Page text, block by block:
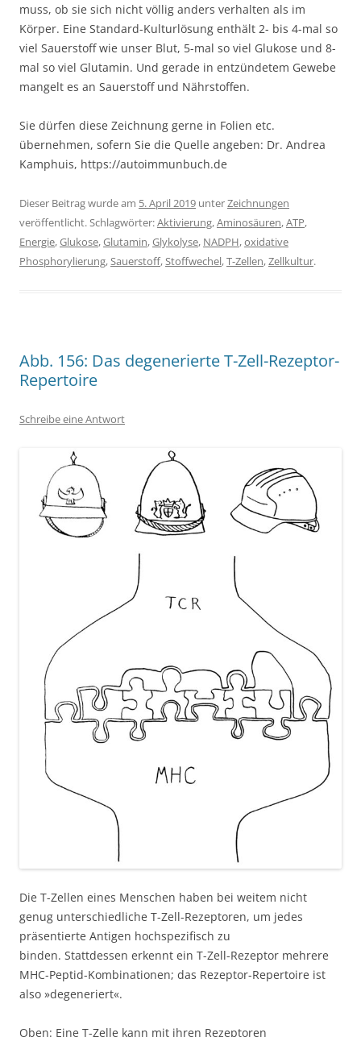
muss, ob sie sich nicht völlig anders verhalten als im
Körper. Eine Standard-Kulturlösung enthält 2- bis 4-mal so
viel Sauerstoff wie unser Blut, 5-mal so viel Glukose und 8-
mal so viel Glutamin. Und gerade in entzündetem Gewebe
mangelt es an Sauerstoff und Nährstoffen.
Sie dürfen diese Zeichnung gerne in Folien etc.
übernehmen, sofern Sie die Quelle angeben: Dr. Andrea
Kamphuis, https://autoimmunbuch.de
Dieser Beitrag wurde am 5. April 2019 unterZeichnungen
veröffentlicht. Schlagwörter:Aktivierung,Aminosäuren,ATP,
Energie,Glukose,Glutamin,Glykolyse, NADPH,oxidative
Phosphorylierung,Sauerstoff,Stoffwechel,T-Zellen,Zellkultur.
Abb. 156: Das degenerierte T-Zell-Rezeptor-
Repertoire
Schreibe eine Antwort
Die T-Zellen eines Menschen haben bei weitem nicht
genug unterschiedliche T-Zell-Rezeptoren, um jedes
präsentierte Antigen hochspezifisch zu
binden. Stattdessen erkennt ein T-Zell-Rezeptor mehrere
MHC-Peptid-Kombinationen; das Rezeptor-Repertoire ist
also »degeneriert«.
Oben: Eine T-Zelle kann mit ihren Rezeptoren